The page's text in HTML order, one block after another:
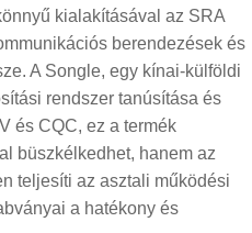
kialakításával az SRA
berendezések és
A Songle, egy kínai-külföldi
rendszer tanúsítása és
és CQC, ez a termék
büszkélkedhet, hanem az
teljesíti az asztali működési
a hatékony és